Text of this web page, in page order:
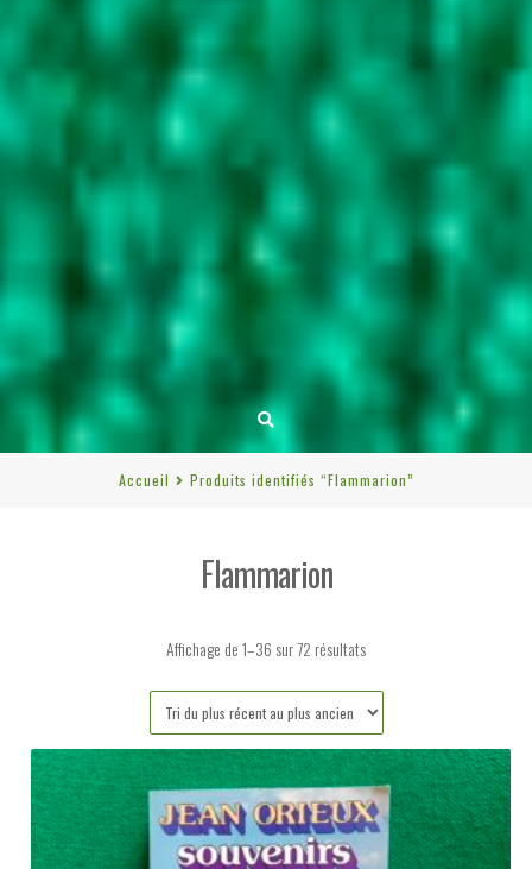
Accueil Produits identifiés “Flammarion”
Flammarion
Affichage de 1–36 sur 72 résultatsTrié
plus
récent
au
plus
ancien